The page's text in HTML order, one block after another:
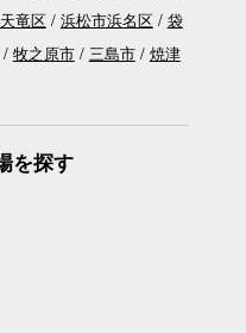
竜区 浜松市浜名区
袋
牧之原市 三島市
焼津
を探す